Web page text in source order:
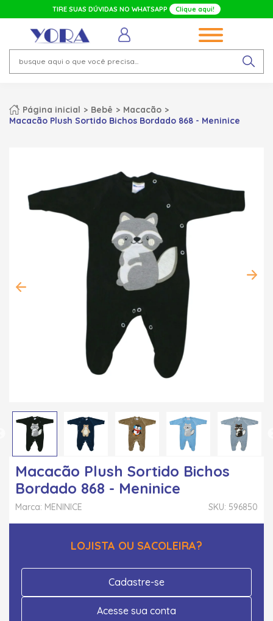
TIRE SUAS DÚVIDAS NO WHATSAPP Clique aqui!
Página inicial Bebê
Macacão
Macacão Plush Sortido Bichos Bordado 868 - Meninice
Macacão Plush Sortido Bichos
Bordado 868 - Meninice
SKU: 596850
Marca: MENINICE
LOJISTA OU SACOLEIRA?
Cadastre-se
Acesse sua conta